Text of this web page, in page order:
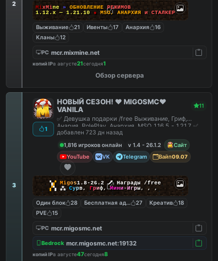
2 MixMine » ОБНОВЛЕНИЕ РЕЖИМОВ
1.12.x — 1.21.10
● MSO, АНАРХИЯ и СТАЛКЕР
Выживание 21 Ивенты 17 Анархия
16
Кланы
12
PC mcr.mixmine.net
копий IPв августе21сегодня1
Обзор сервера
3
1
НОВЫЙ СЕЗОН! ❤️ MIGOSMC❤️
VANILA
11
✅ Девушка подарки /free Выживание, Гриф,
Анария, RolePlay, Анархия, MSO 1.16.5 - 1.21.7 ✅
добавлен 723 дн назад
1,816 игроков онлайн
v 1.4 - 26.1.2
Сайт
YouTube
VK Telegram Вайп09.07
▚▞ Migos1.8-26.2🗡 Награды /free
▞▚ ⁂ Сурв, Гриф,Мини-Игры, , ,
Один блок 28 Бесплатная админка
27 Креатив
18
PVE
15
PC mcr.migosmc.net
Bedrock mcr.migosmc.net:19132
копий IPв августе47сегодня8